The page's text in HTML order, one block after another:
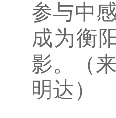
参与中
成为衡
影。（
明达）